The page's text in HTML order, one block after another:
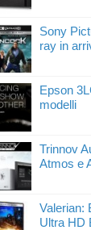
Sony
ray in
Epson
modelli
Trinnov
Atmos e
Valerian:
Ultra HD